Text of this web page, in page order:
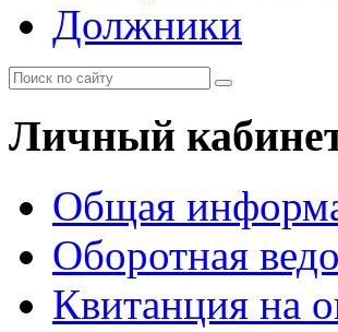
Должники
Личный
Общая
Оборотная
Квитанция на